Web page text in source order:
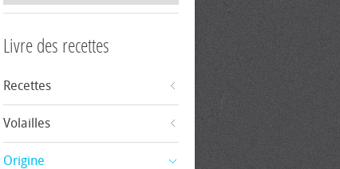
Livre des recettes
Recettes
Volailles
Origine